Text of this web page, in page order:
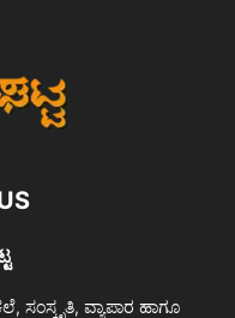
ಸಂಸ್ಕೃತಿ, ವ್ಯಾಪಾರ ಹಾಗೂ